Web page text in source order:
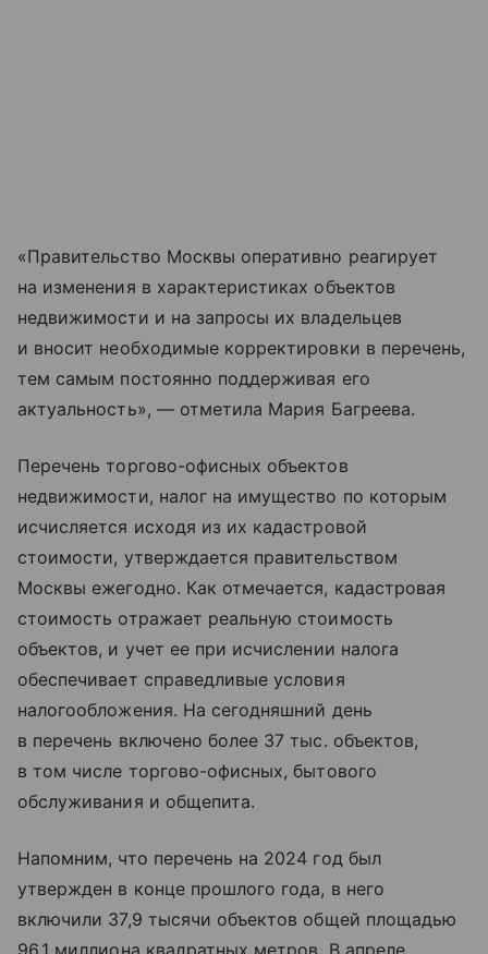
«Правительство Москвы оперативно реагирует
на изменения в характеристиках объектов
недвижимости и на запросы их владельцев
и вносит необходимые корректировки в перечень,
тем самым постоянно поддерживая его
актуальность», — отметила Мария Багреева.
Перечень торгово-офисных объектов
недвижимости, налог на имущество по которым
исчисляется исходя из их кадастровой
стоимости, утверждается правительством
Москвы ежегодно. Как отмечается, кадастровая
стоимость отражает реальную стоимость
объектов, и учет ее при исчислении налога
обеспечивает справедливые условия
налогообложения. На сегодняшний день
в перечень включено более 37 тыс. объектов,
в том числе торгово-офисных, бытового
обслуживания и общепита.
Напомним, что перечень на 2024 год был
утвержден в конце прошлого года, в него
включили 37,9 тысячи объектов общей площадью